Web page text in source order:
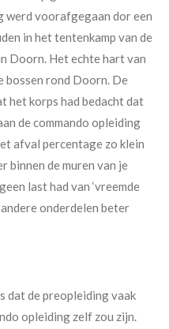
werd voorafgegaan dor een
in het tentenkamp van de
Doorn. Het echte hart van
bossen rond Doorn. De
het korps had bedacht dat
de commando opleiding
afval percentage zo klein
binnen de muren van je
last had van ‘vreemde
onderdelen beter
dat de preopleiding vaak
opleiding zelf zou zijn.